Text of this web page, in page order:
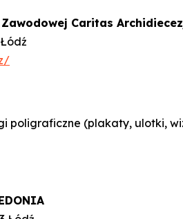
Caritas
poligraficzne (plakaty, ulotki,